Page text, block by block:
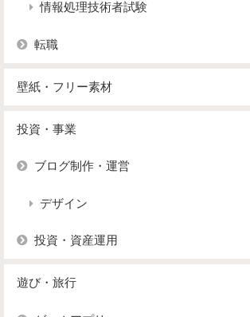
情報処理技術者試験
転職
壁紙・フリー素材
投資・事業
ブログ制作・運営
デザイン
投資・資産運用
遊び・旅行